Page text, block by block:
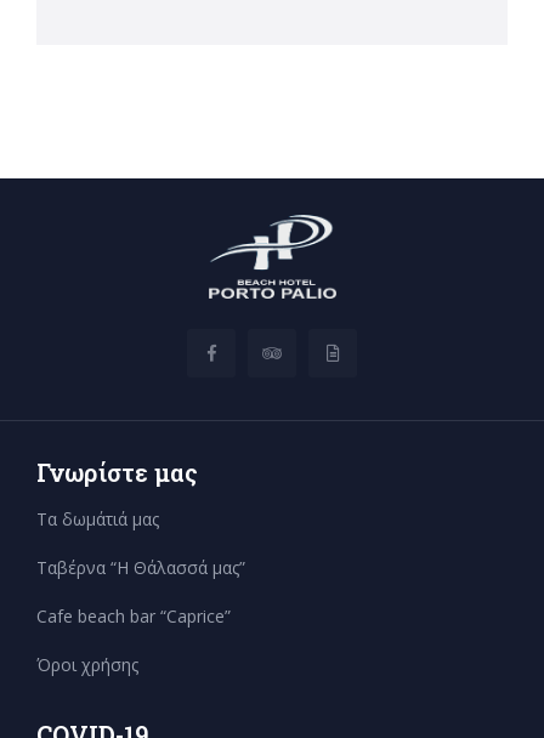
Γνωρίστε μας
Τα δωμάτιά μας
Ταβέρνα “Η Θάλασσά μας”
Cafe beach bar “Caprice”
Όροι χρήσης